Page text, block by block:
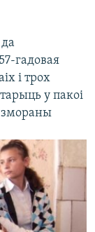
гадовая
і трох
у пакоі
змораны